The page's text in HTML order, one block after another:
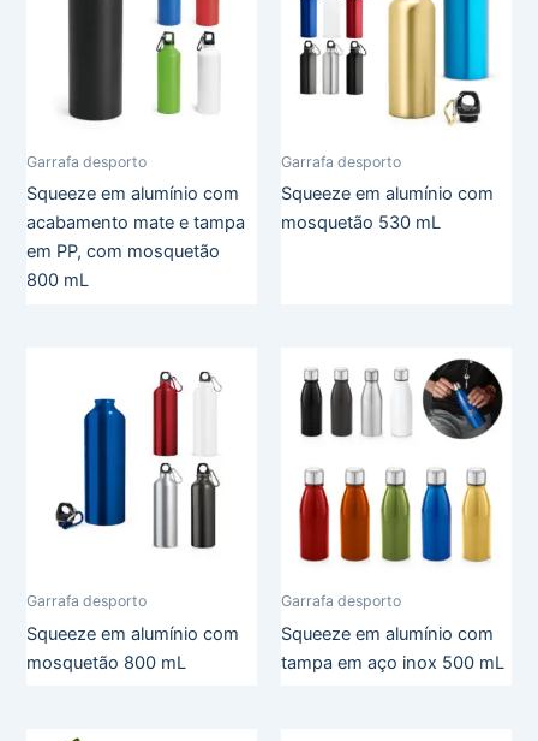
Garrafa desporto
Squeeze em alumínio com
acabamento mate e tampa
em PP, com mosquetão
800 mL
Garrafa desporto
Squeeze em alumínio com
mosquetão 530 mL
Garrafa desporto
Squeeze em alumínio com
mosquetão 800 mL
Garrafa desporto
Squeeze em alumínio com
tampa em aço inox 500 mL